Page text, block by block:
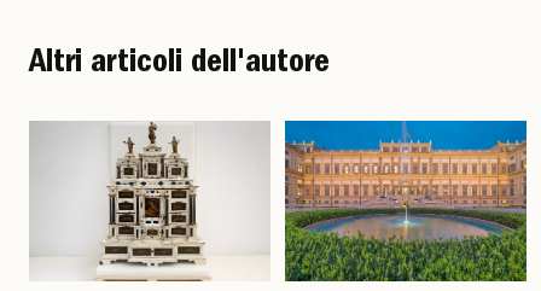
Altri articoli dell'autore